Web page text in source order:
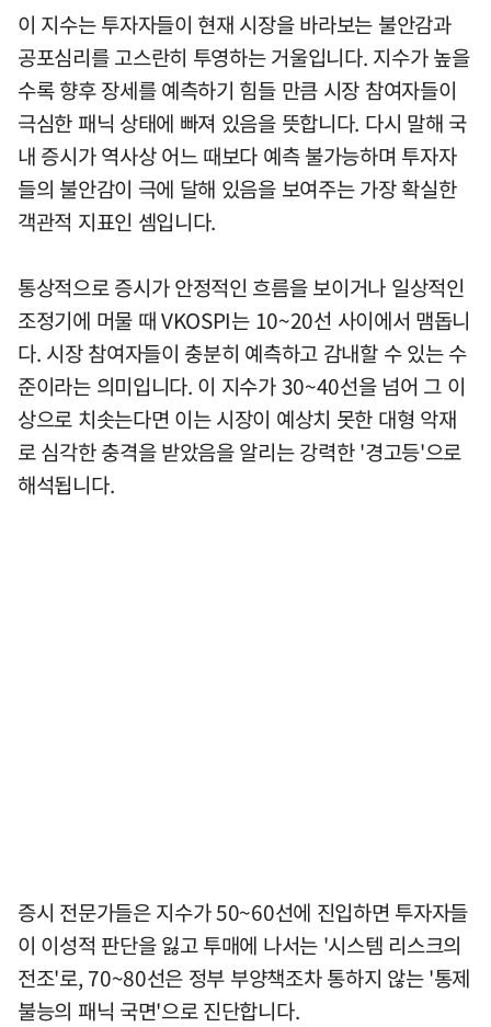
이 지수는 투자자들이 현재 시장을 바라보는 불안감과
공포심리를 고스란히 투영하는 거울입니다. 지수가 높을
수록 향후 장세를 예측하기 힘들 만큼 시장 참여자들이
극심한 패닉 상태에 빠져 있음을 뜻합니다. 다시 말해 국
내 증시가 역사상 어느 때보다 예측 불가능하며 투자자
들의 불안감이 극에 달해 있음을 보여주는 가장 확실한
객관적 지표인 셈입니다.
통상적으로 증시가 안정적인 흐름을 보이거나 일상적인
조정기에 머물 때 VKOSPI는 10~20선 사이에서 맴돕니
다. 시장 참여자들이 충분히 예측하고 감내할 수 있는 수
준이라는 의미입니다. 이 지수가 30~40선을 넘어 그 이
상으로 치솟는다면 이는 시장이 예상치 못한 대형 악재
로 심각한 충격을 받았음을 알리는 강력한 '경고등'으로
해석됩니다.
증시 전문가들은 지수가 50~60선에 진입하면 투자자들
이 이성적 판단을 잃고 투매에 나서는 '시스템 리스크의
전조'로, 70~80선은 정부 부양책조차 통하지 않는 '통제
불능의 패닉 국면'으로 진단합니다.